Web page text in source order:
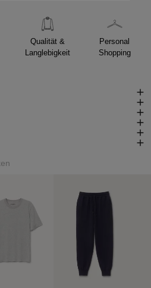
Qualität &
Langlebigkeit
Personal
Shopping